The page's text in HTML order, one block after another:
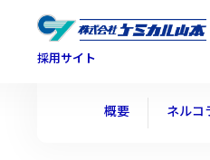
採用サイト
概要 ネルコ